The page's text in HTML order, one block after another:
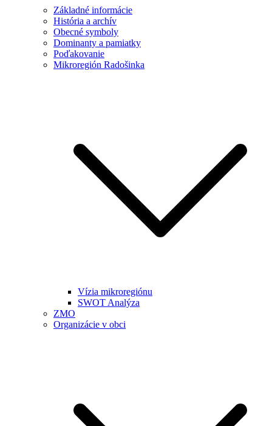
Základné informácie
História a archív
Obecné symboly
Dominanty a pamiatky
Poďakovanie
Mikroregión Radošinka
Vízia mikroregiónu
SWOT Analýza
ZMO
Organizácie v obci